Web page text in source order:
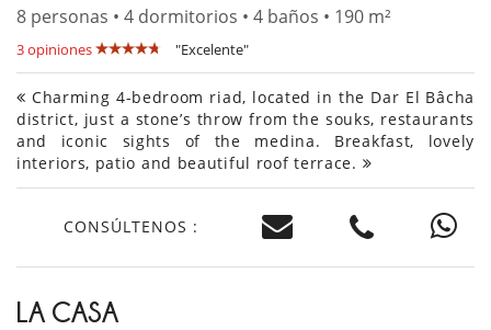
8 personas • 4 dormitorios • 4 baños • 190 m²
3 opiniones "Excelente"
Charming 4-bedroom riad, located in the Dar El Bâcha
district, just a stone’s throw from the souks, restaurants
and iconic sights of the medina. Breakfast, lovely
interiors, patio and beautiful roof terrace.
CONSÚLTENOS :
LA CASA